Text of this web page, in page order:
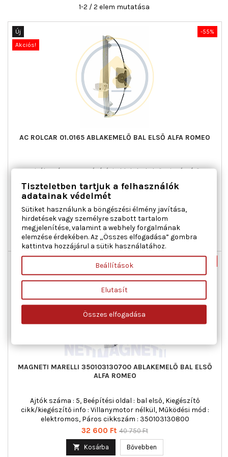
1-2 / 2 elem mutatása
-55%
Új
Akciós!
AC ROLCAR 01.0165 ABLAKEMELŐ BAL ELSŐ ALFA ROMEO
Ajtók száma : 4, Beépítési oldal : bal első, Kiegészítő
cikk/kiegészítő info : Villanymotor nélkül, Kombinált kapcsoló
funkció : komfort funkcióval, Működési mód : elektromos,
Tömeg [kg] : 0,670
Ár
25 991 FtNormál
ár
57 758 Ft
 Kosárba Bővebben
Utolsó tételek a raktáron
Akciós!
MAGNETI MARELLI 350103130700 ABLAKEMELŐ BAL ELSŐ
ALFA ROMEO
Ajtók száma : 5, Beépítési oldal : bal első, Kiegészítő
cikk/kiegészítő info : Villanymotor nélkül, Működési mód :
elektromos, Páros cikkszám : 350103130800
Ár
32 600 Ft Normál
40 750 Ft
 Kosárba Bővebben
Tiszteletben tartjuk a felhasználók
adatainak védelmét
Sütiket használunk a böngészési élmény javítása,
hirdetések vagy személyre szabott tartalom
megjelenítése, valamint a webhely forgalmának
elemzése érdekében. Az „Összes elfogadása” gombra
kattintva hozzájárul a sütik használatához.
Beállítások
Elutasít
Összes elfogadása